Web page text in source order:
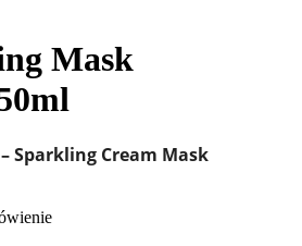
Mask
Sparkling Cream Mask